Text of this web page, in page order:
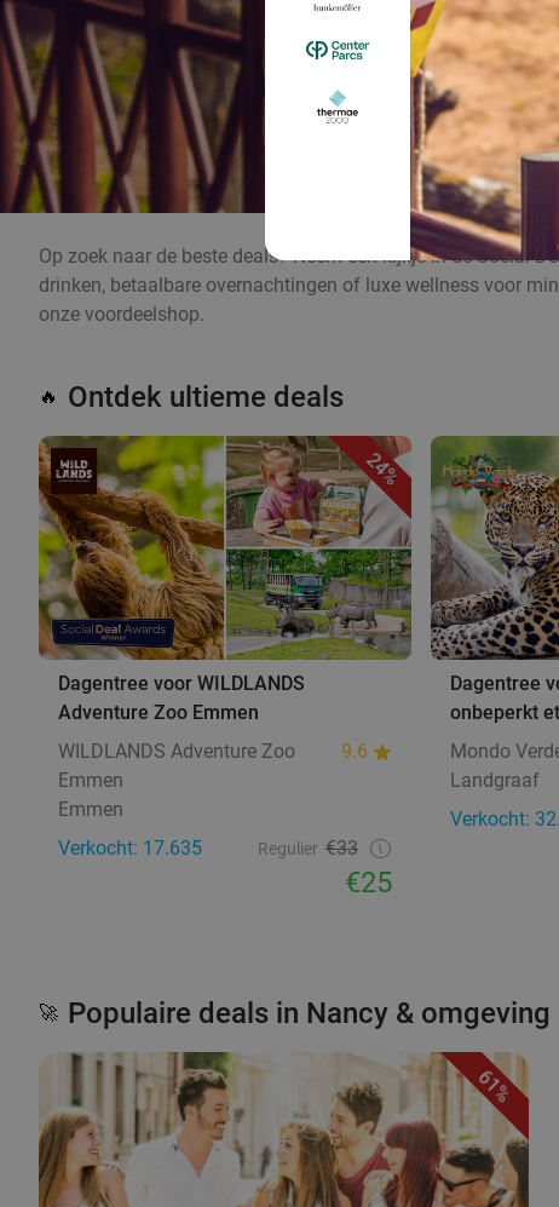
Op zoek naar de beste deals? Neem een kijkje in de Social
drinken, betaalbare overnachtingen of luxe wellness voor
onze voordeelshop.
🔥 Ontdek ultieme deals
24%
Dagentree voor WILDLANDS
Adventure Zoo Emmen
WILDLANDS Adventure Zoo
Emmen
9.6
Emmen
Verkocht: 17.635
Regulier €33
€25
Dagentree
onbeperkt
Mondo
Landgraaf
Verkocht:
🚀 Populaire deals in Nancy & omgeving
61%